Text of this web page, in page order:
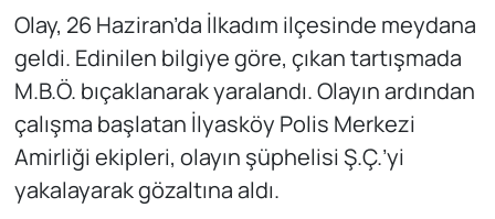
Olay, 26 Haziran’da İlkadım ilçesinde meydana
geldi. Edinilen bilgiye göre, çıkan tartışmada
M.B.Ö. bıçaklanarak yaralandı. Olayın ardından
çalışma başlatan İlyasköy Polis Merkezi
Amirliği ekipleri, olayın şüphelisi Ş.Ç.’yi
yakalayarak gözaltına aldı.
Web Tv
Yerel